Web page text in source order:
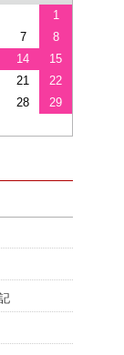
1
7
8
14
15
21
22
28
29